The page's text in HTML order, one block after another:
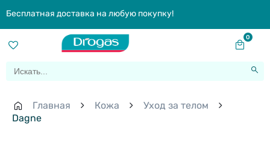
Бесплатная доставка на любую покупку!
0
Главная Кожа
Уход за телом
Dagne